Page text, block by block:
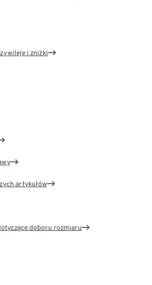
i zniżki
artykułów
doboru rozmiaru